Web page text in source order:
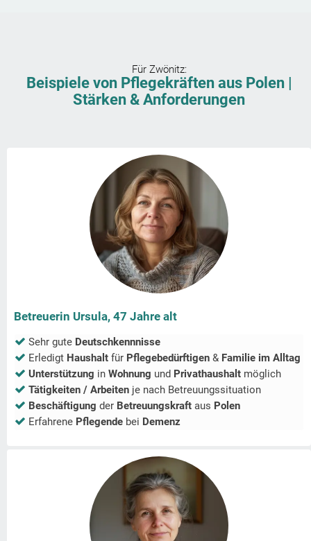
Für Zwönitz:
Beispiele von Pflegekräften aus Polen |
Stärken & Anforderungen
Betreuerin Ursula, 47 Jahre alt
Sehr gute Deutschkennnisse
Erledigt Haushalt für Pflegebedürftigen & Familie im Alltag
Unterstützung in Wohnung und Privathaushalt möglich
Tätigkeiten / Arbeiten je nach Betreuungssituation
Beschäftigung der Betreuungskraft aus Polen
Erfahrene Pflegende bei Demenz